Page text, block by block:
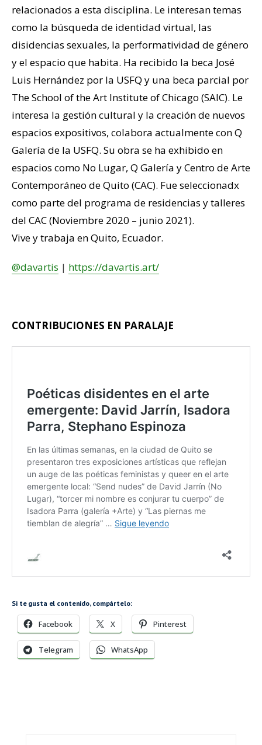
relacionados a esta disciplina. Le interesan temas
como la búsqueda de identidad virtual, las
disidencias sexuales, la performatividad de género
y el espacio que habita. Ha recibido la beca José
Luis Hernández por la USFQ y una beca parcial por
The School of the Art Institute of Chicago (SAIC). Le
interesa la gestión cultural y la creación de nuevos
espacios expositivos, colabora actualmente con Q
Galería de la USFQ. Su obra se ha exhibido en
espacios como No Lugar, Q Galería y Centro de Arte
Contemporáneo de Quito (CAC). Fue seleccionadx
como parte del programa de residencias y talleres
del CAC (Noviembre 2020 – junio 2021).
Vive y trabaja en Quito, Ecuador.
@davartis | https://davartis.art/
CONTRIBUCIONES EN PARALAJE
Si te gusta el contenido, compártelo:
Facebook X Pinterest
Telegram WhatsApp